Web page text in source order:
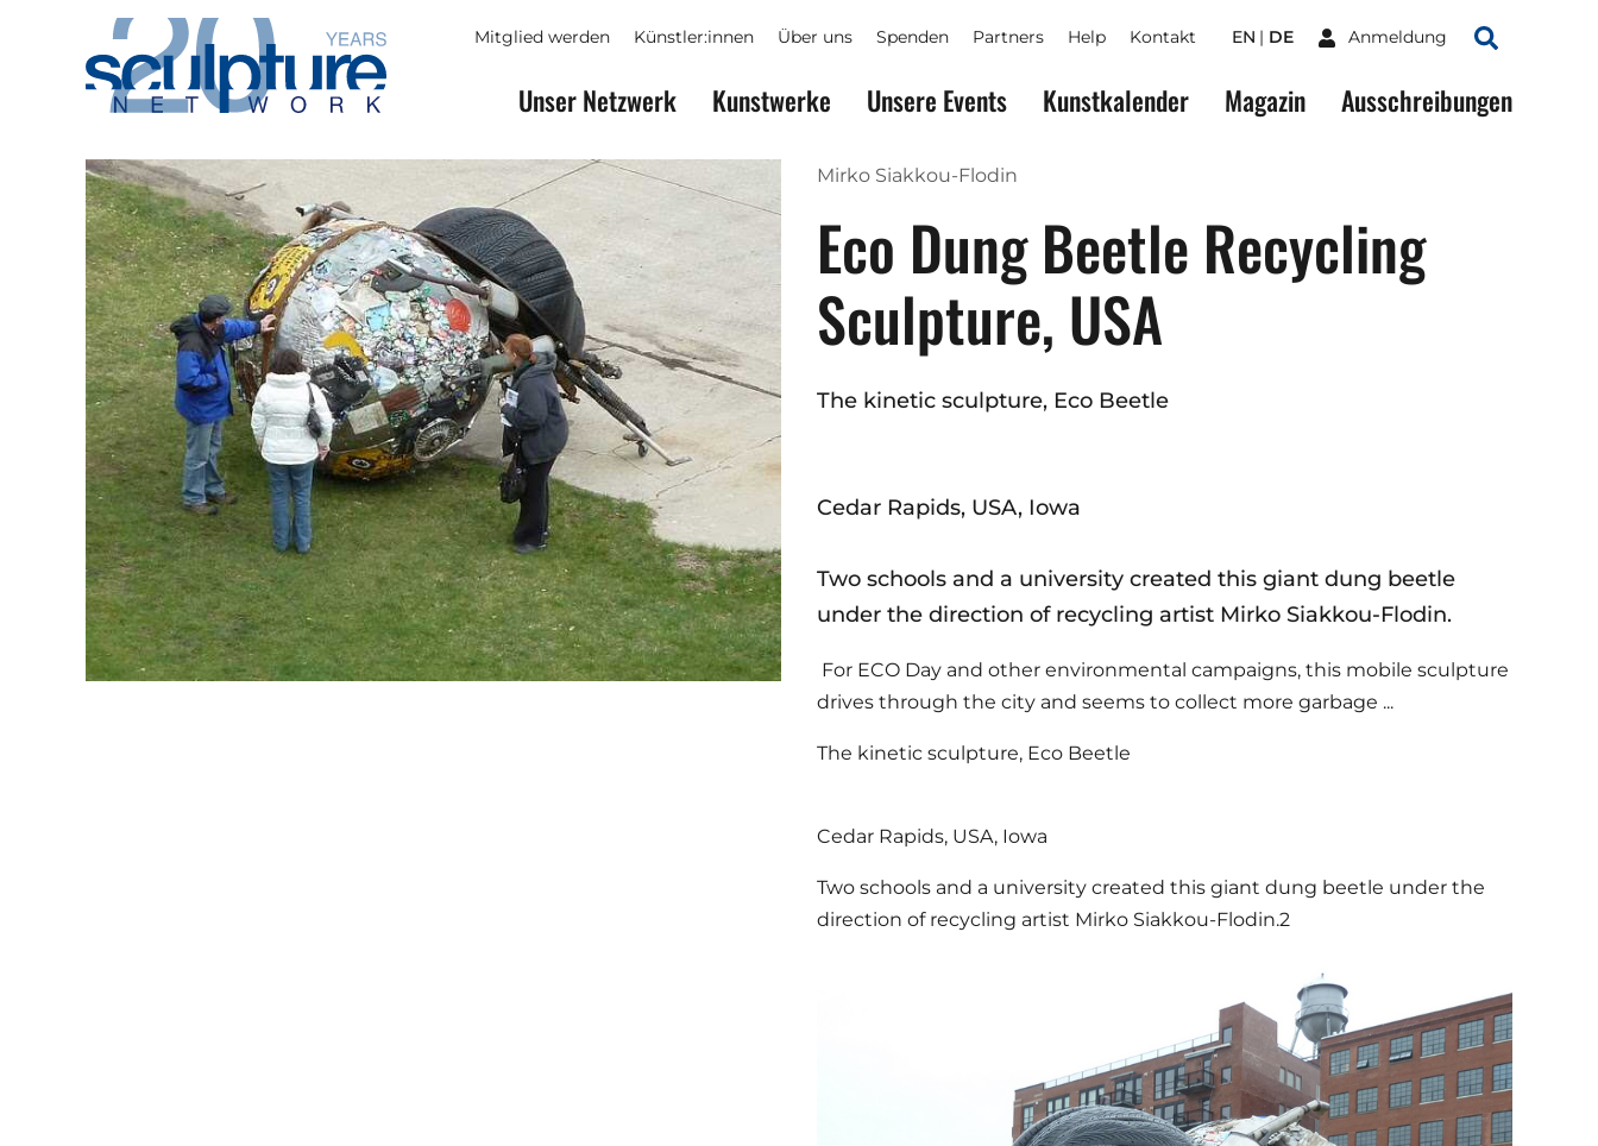
Skip to main content
Mitglied werden Künstler:innen Über uns Spenden Partners Help Kontakt EN DE Anmeldung
Suchen
Unser Netzwerk Kunstwerke Unsere Events Kunstkalender Magazin Ausschreibungen
Mirko Siakkou-Flodin
Eco Dung Beetle Recycling
Sculpture, USA
The kinetic sculpture, Eco Beetle
Cedar Rapids, USA, Iowa
Two schools and a university created this giant dung beetle
under the direction of recycling artist Mirko Siakkou-Flodin.
For ECO Day and other environmental campaigns, this mobile sculpture
drives through the city and seems to collect more garbage ...
The kinetic sculpture, Eco Beetle
Cedar Rapids, USA, Iowa
Two schools and a university created this giant dung beetle under the
direction of recycling artist Mirko Siakkou-Flodin.2